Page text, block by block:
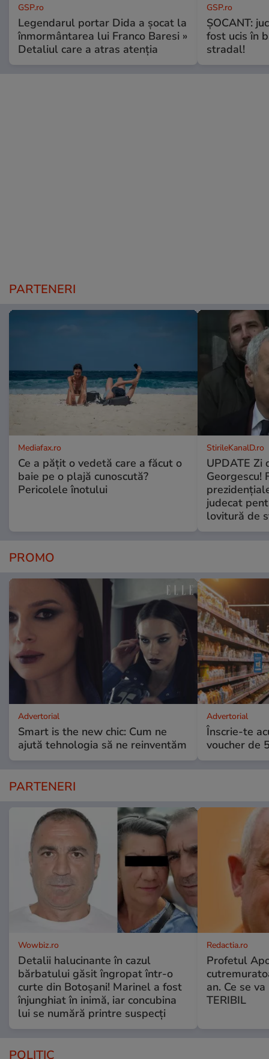
GSP.ro
Legendarul portar Dida a șocat la
înmormântarea lui Franco Baresi »
Detaliul care a atras atenția
GSP.ro
ȘOCANT:
fost ucis în
stradal!
PARTENERI
Mediafax.ro
Ce a pățit o vedetă care a făcut o
baie pe o plajă cunoscută?
Pericolele înotului
StirileKanalD.ro
UPDATE Zi
Georgescu!
judecat
lovitură de
PROMO
Advertorial
Smart is the new chic: Cum ne
ajută tehnologia să ne reinventăm
Advertorial
Înscrie-te
voucher de
PARTENERI
Wowbiz.ro
Detalii halucinante în cazul
bărbatului găsit îngropat într-o
curte din Botoșani! Marinel a fost
înjunghiat în inimă, iar concubina
lui se numără printre suspecți
Redactia.ro
Profetul
an. Ce se
TERIBIL
POLITIC